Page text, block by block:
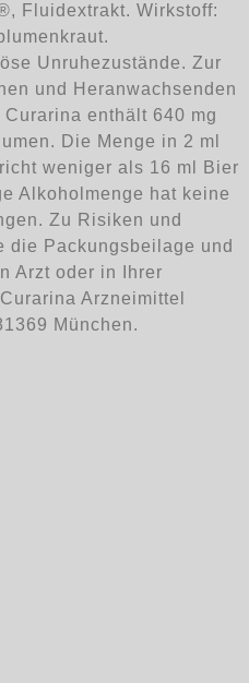
Fluidextrakt. Wirkstoff:
Unruhezustände. Zur
und Heranwachsenden
enthält 640 mg
Die Menge in 2 ml
weniger als 16 ml Bier
Alkoholmenge hat keine
Zu Risiken und
die Packungsbeilage und
Arzt oder in Ihrer
Arzneimittel
München.